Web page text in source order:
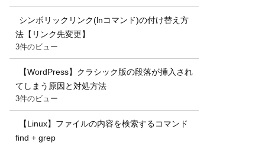
シンボリックリンク(lnコマンド)の付け替え方
法【リンク先変更】
3件のビュー
【WordPress】クラシック版の段落が挿入され
てしまう原因と対処方法
3件のビュー
【Linux】ファイルの内容を検索するコマンド
find + grep